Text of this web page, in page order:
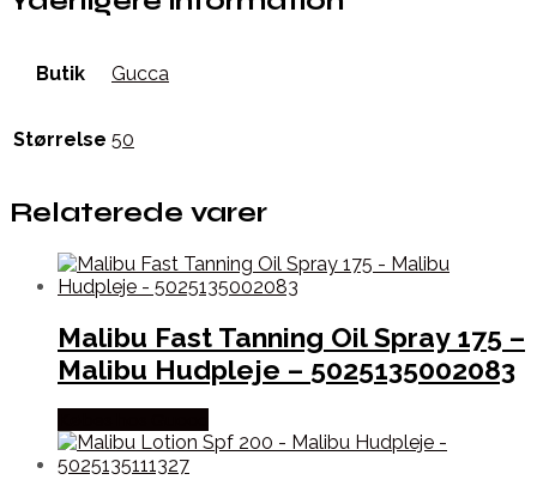
Butik Gucca
Størrelse 50
Relaterede varer
Malibu Fast Tanning Oil Spray 175 –
Malibu Hudpleje – 5025135002083